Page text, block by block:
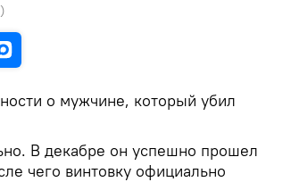
)
о мужчине, который убил
В декабре он успешно прошел
чего винтовку официально